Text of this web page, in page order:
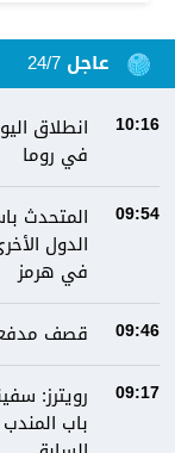
عاجل 24/7
10:16
انطلاق
في روما
09:54
المتحدث
الدول
في هرمز
09:46 قصف
09:17
رويترز: